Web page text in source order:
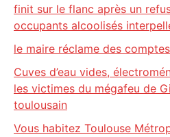
finit sur le flanc après un
occupants alcoolisés
le maire réclame des
Cuves d’eau vides,
les victimes du mégafeu de
toulousain
Vous habitez Toulouse